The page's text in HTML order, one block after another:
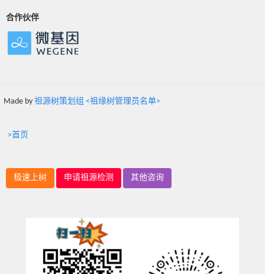
合作伙伴
Made by 祖源树策划组 <祖缘树管理员名单>
>首页
极速上树 申请祖源检测 其他咨询